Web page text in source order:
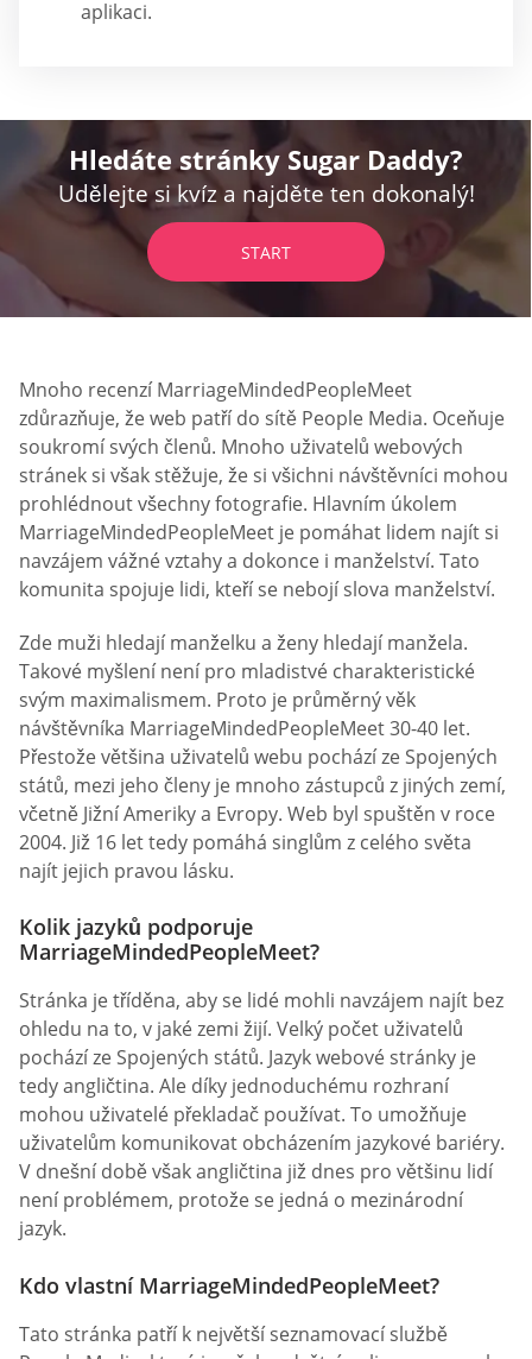
aplikaci.
Hledáte stránky Sugar Daddy?
Udělejte si kvíz a najděte ten dokonalý!
START
Mnoho recenzí MarriageMindedPeopleMeet
zdůrazňuje, že web patří do sítě People Media. Oceňuje
soukromí svých členů. Mnoho uživatelů webových
stránek si však stěžuje, že si všichni návštěvníci mohou
prohlédnout všechny fotografie. Hlavním úkolem
MarriageMindedPeopleMeet je pomáhat lidem najít si
navzájem vážné vztahy a dokonce i manželství. Tato
komunita spojuje lidi, kteří se nebojí slova manželství.
Zde muži hledají manželku a ženy hledají manžela.
Takové myšlení není pro mladistvé charakteristické
svým maximalismem. Proto je průměrný věk
návštěvníka MarriageMindedPeopleMeet 30-40 let.
Přestože většina uživatelů webu pochází ze Spojených
států, mezi jeho členy je mnoho zástupců z jiných zemí,
včetně Jižní Ameriky a Evropy. Web byl spuštěn v roce
2004. Již 16 let tedy pomáhá singlům z celého světa
najít jejich pravou lásku.
Kolik jazyků podporuje
MarriageMindedPeopleMeet?
Stránka je tříděna, aby se lidé mohli navzájem najít bez
ohledu na to, v jaké zemi žijí. Velký počet uživatelů
pochází ze Spojených států. Jazyk webové stránky je
tedy angličtina. Ale díky jednoduchému rozhraní
mohou uživatelé překladač používat. To umožňuje
uživatelům komunikovat obcházením jazykové bariéry.
V dnešní době však angličtina již dnes pro většinu lidí
není problémem, protože se jedná o mezinárodní
jazyk.
Kdo vlastní MarriageMindedPeopleMeet?
Tato stránka patří k největší seznamovací službě